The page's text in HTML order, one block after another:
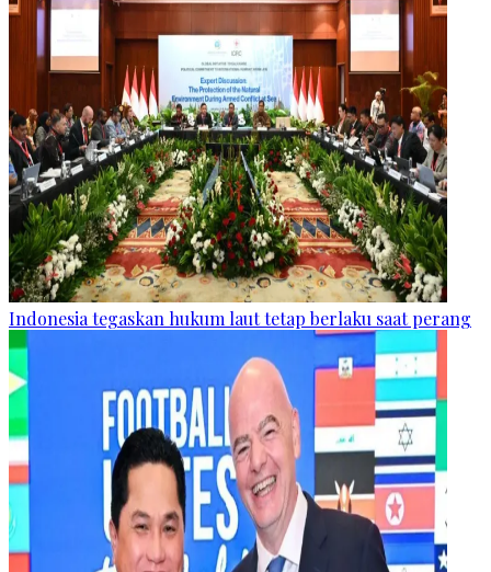
Indonesia tegaskan hukum laut tetap berlaku saat perang